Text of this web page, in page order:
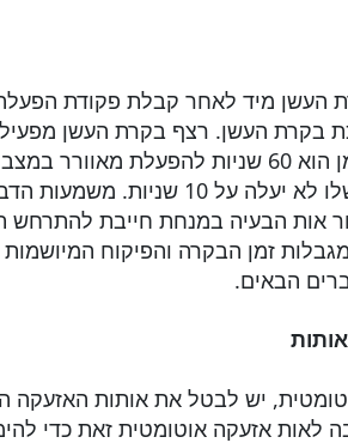
בקרת העשן. רצף בקרת העשן
חייבת להתרחש תוך 85 שניות מהפקודה האוטומטית או
יש לבטל את אותות האזעקה
לאות אזעקה אוטומטית זאת כדי